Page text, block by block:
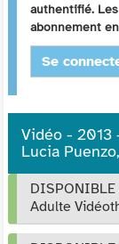
authentifié.
abonnement
Se
Vidéo - 2013
Lucia
DISPONIBLE
Adulte